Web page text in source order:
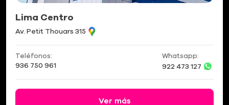
Lima Centro
Av. Petit Thouars 315
Teléfonos:
936 750 961
Whatsapp:
922 473 127
Ver más